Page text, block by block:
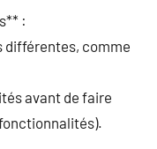
:
différentes, comme
avant de faire